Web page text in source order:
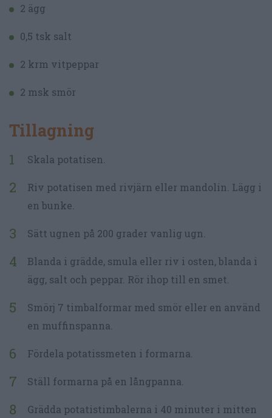
2 ägg
0,5 tsk salt
2 krm vitpeppar
2 msk smör
Tillagning
Skala potatisen.
Riv potatisen med rivjärn eller mandolin. Lägg i
en bunke.
Sätt ugnen på 200 grader vanlig ugn.
Blanda i grädde, smula eller riv i osten, blanda i
ägg, salt och peppar. Rör ihop till en smet.
Smörj 7 timbalformar med smör eller en använd
en muffinspanna.
Fördela potatissmeten i formarna.
Ställ formarna på en långpanna.
Grädda potatistimbalerna i 40 minuter i mitten